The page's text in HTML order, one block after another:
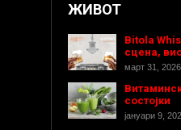
ЖИВОТ
Bitola
сцена,
март 31, 2026
состојки
јануари 9,